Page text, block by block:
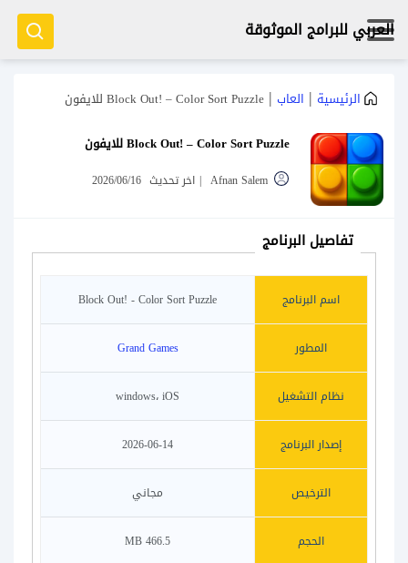
العربي للبرامج الموثوقة
الرئيسية | العاب | Block Out! – Color Sort Puzzle للايفون
Block Out! – Color Sort Puzzle للايفون
Afnan Salem
| اخر تحديث 2026/06/16
تفاصيل البرنامج
اسم البرنامج Block Out! - Color Sort Puzzle
المطور Grand Games
نظام التشغيل windows، iOS
إصدار البرنامج 2026-06-14
الترخيص مجاني
الحجم 466.5 MB